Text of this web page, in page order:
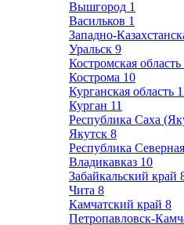
Вышгород 1
Васильков 1
Западно-
Уральск 9
Костромская область
Кострома 10
Курганская область
Курган 11
Республика Саха
Якутск 8
Республика
Владикавказ 10
Забайкальский край
Чита 8
Камчатский край 8
Петропавловск-